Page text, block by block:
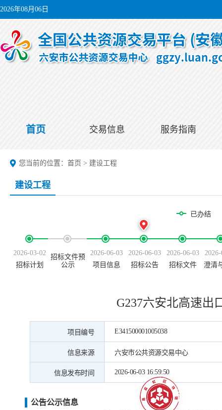
2026年08月06日
首页 交易信息 服务指南
您当前的位置： 首页 > 建设工程
建设工程
已办结
2026-03-02
招标计划
招标文件预
公示
2026-06-03
项目信息
2026-06-03
招标公告
2026-06-03
招标文件
澄清
G237六安北高速出
项目编号 E341500001005038
信息来源 六安市公共资源交易中心
信息发布时间 2026-06-03 16:59:50
公告公示信息